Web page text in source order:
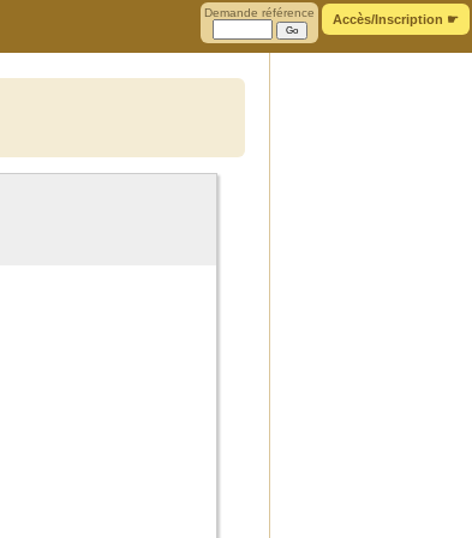
Accès/Inscription ☛
Demande référence